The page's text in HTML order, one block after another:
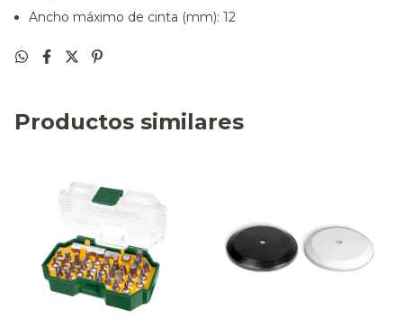
Ancho máximo de cinta (mm): 12
Productos similares